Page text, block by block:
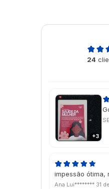
24
+3
impessão ótima,
Ana Lui******** 31